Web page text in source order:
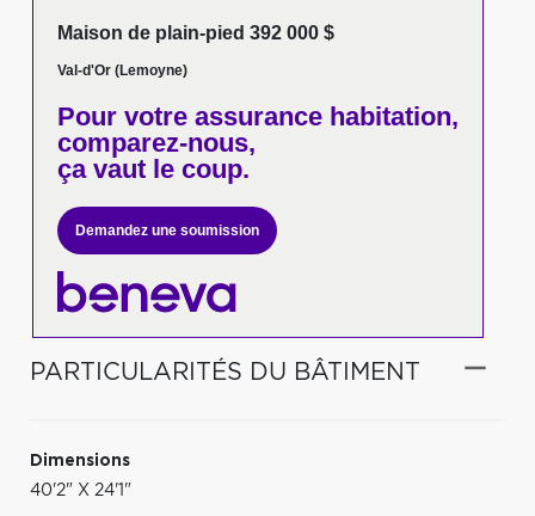
Maison de plain-pied 392 000 $
Val-d'Or (Lemoyne)
Pour votreassurance habitation,
comparez-nous,
ça vaut le coup.
Demandez une soumission
PARTICULARITÉS DU BÂTIMENT
Dimensions
40'2" X 24'1"